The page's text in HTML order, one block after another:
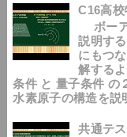
C16高
ボーア
説明す
にもつ
解する
条件 と 量子条件 の
水素原子の構造を説
共通テ